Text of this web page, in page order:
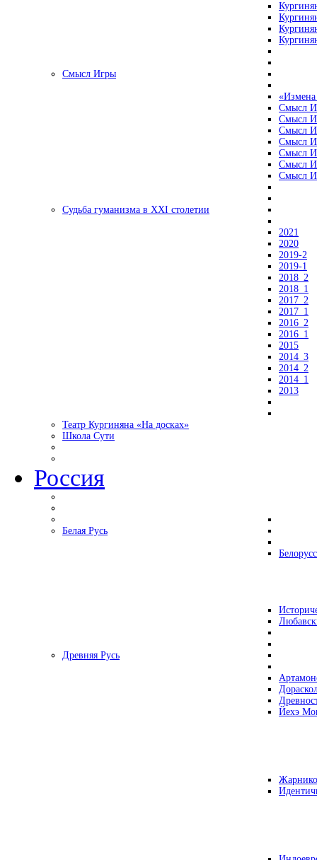
Смысл Игры
«Измена
Смысл
Смысл
Смысл
Смысл
Смысл
Смысл
Смысл
Судьба гуманизма в XXI столетии
2021
2020
2019-2
2019-1
2018_2
2018_1
2017_2
2017_1
2016_2
2016_1
2015
2014_3
2014_2
2014_1
2013
Театр Кургиняна «На досках»
Школа Сути
Россия
Белая Русь
Древняя Русь
Йехэ